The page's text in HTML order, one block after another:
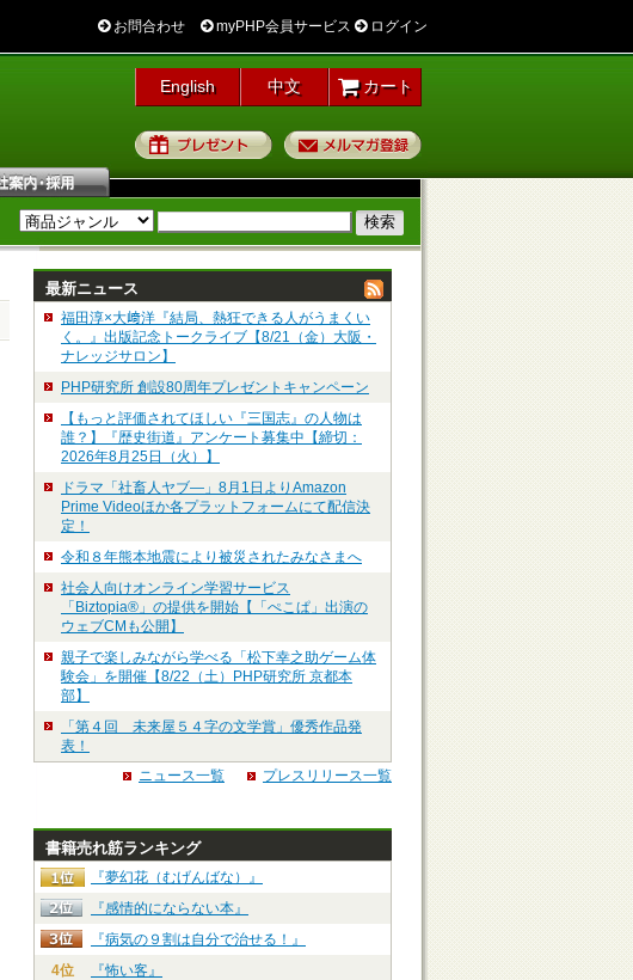
お問合わせ myPHP会員サービス ログイン
English 中文 カート
プレゼント
最新ニュース
福田淳×大﨑洋『結局、熱狂できる人がうまくい
く。』出版記念トークライブ【8/21（金）大阪・
ナレッジサロン】
PHP研究所 創設80周年プレゼントキャンペーン
【もっと評価されてほしい『三国志』の人物は
誰？】『歴史街道』アンケート募集中【締切：
2026年8月25日（火）】
ドラマ「社畜人ヤブ―」8月1日よりAmazon
Prime Videoほか各プラットフォームにて配信決
定！
令和８年熊本地震により被災されたみなさまへ
社会人向けオンライン学習サービス
「Biztopia®」の提供を開始【「ぺこぱ」出演の
ウェブCMも公開】
親子で楽しみながら学べる「松下幸之助ゲーム体
験会」を開催【8/22（土）PHP研究所 京都本
部】
「第４回 未来屋５４字の文学賞」優秀作品発
表！
ニュース一覧
プレスリリース一覧
書籍売れ筋ランキング
『夢幻花（むげんばな）』
『感情的にならない本』
『病気の９割は自分で治せる！』
4位
『怖い客』